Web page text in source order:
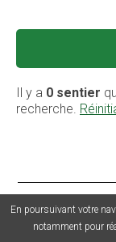
Il y a 0 sentier
recherche.
© 2026 Sentiers
contractuelles -
de
En poursuivant votre
notamment pour